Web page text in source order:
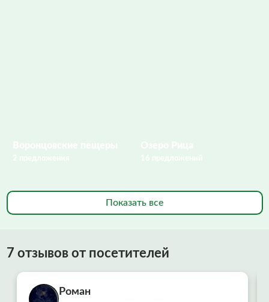
Показать все
7 отзывов от посетителей
Роман